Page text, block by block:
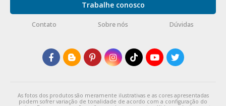
Trabalhe conosco
Contato Sobre nós Dúvidas
As fotos dos produtos são meramente ilustrativas e as cores apresentadas
podem sofrer variação de tonalidade de acordo com a configuração do